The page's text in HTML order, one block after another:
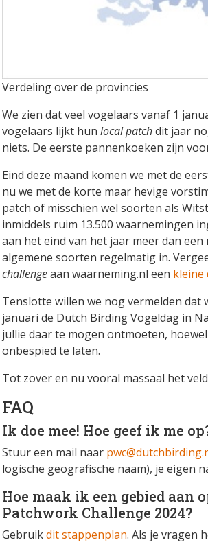
Verdeling over de provincies
We zien dat veel vogelaars vanaf 1
vogelaars lijkt hun local patchdit jaar
niets. De eerste pannenkoeken zijn
Eind deze maand komen we met de
nu we met de korte maar hevige
patch of misschien wel soorten als
inmiddels ruim 13.500 waarnemingen
aan het eind van het jaar meer dan
algemene soorten regelmatig in.
challengeaan waarneming.nl een kleine
Tenslotte willen we nog vermelden dat
januari de Dutch Birding Vogeldag in
jullie daar te mogen ontmoeten,
onbespied te laten.
Tot zover en nu vooral massaal het
FAQ
Ik doe mee! Hoe geef ik me
Stuur een mail naar
logische geografische naam), je eigen
Hoe maak ik een gebied aan
Patchwork Challenge 2024?
Gebruikdit stappenplan. Als je vragen